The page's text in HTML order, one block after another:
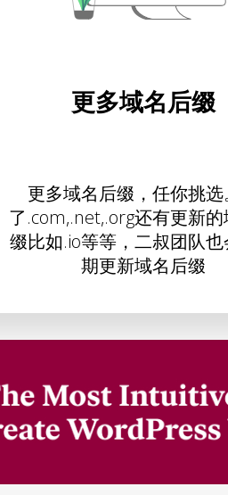
更多域名后缀
更多域名后缀，任你挑选
了.com,.net,.org还有更新
缀比如.io等等，二叔团队也
期更新域名后缀